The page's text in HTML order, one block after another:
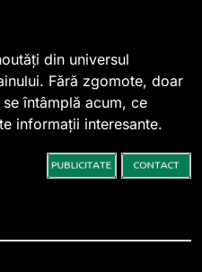
a pragului de
dolari
MiCA privind
crypto, obligatoriu de
în România
cu plata în crypto:
din universul
Fără zgomote, doar
întâmplă acum, ce
informații interesante.